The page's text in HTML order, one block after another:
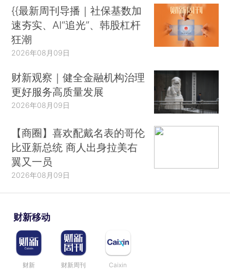
{{最新周刊导播｜社保基数加
速夯实、AI“追光”、韩股杠杆
狂潮
2026年08月09日
财新观察｜健全金融机构治理
更好服务高质量发展
2026年08月09日
【商圈】喜欢配戴名表的哥伦
比亚新总统 商人出身拉美右
翼又一员
2026年08月09日
财新移动
财新 财新周刊 Caixin